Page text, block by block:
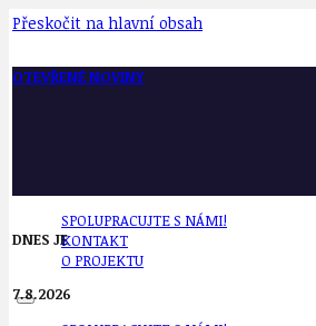
Přeskočit na hlavní obsah
OTEVŘENÉ NOVINY
SPOLUPRACUJTE S NÁMI!
KONTAKT
O PROJEKTU
DNES JE
7.8.2026